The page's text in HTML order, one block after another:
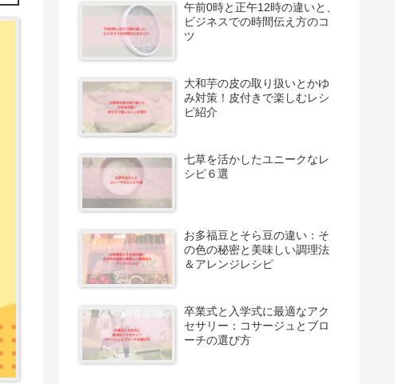
午前0時と正午12時の違いと、
ビジネスでの時間伝え方のコ
ツ
大和芋の皮の取り扱いとかゆ
み対策！皮付きで楽しむレシ
ピ紹介
七草を活かしたユニークなレ
シピ６選
お多福豆とそら豆の違い：そ
の色の秘密と美味しい調理法
＆アレンジレシピ
卒業式と入学式に最適なアク
セサリー：コサージュとブロ
ーチの選び方